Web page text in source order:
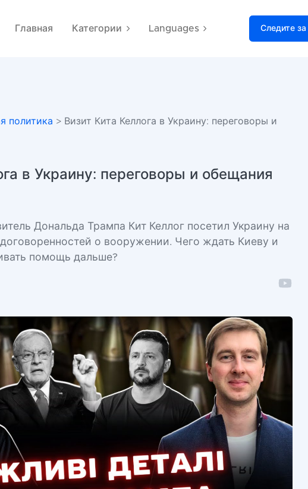
Главная Категории Languages Следите
политика > Визит Кита Келлога в Украину: переговоры и
в Украину: переговоры и обещания
Дональда Трампа Кит Келлог посетил Украину на
о вооружении. Чего ждать Киеву и
помощь дальше?